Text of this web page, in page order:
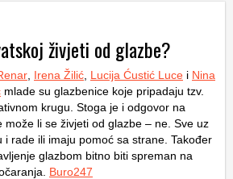
živjeti od glazbe?
Irena Žilić Lucija Ćustić Luce i Nina
mlade su glazbenice koje pripadaju tzv.
krugu. Stoga je i odgovor na
može li se živjeti od glazbe – ne. Sve uz
i rade ili imaju pomoć sa strane. Također
glazbom bitno biti spreman na
Buro247